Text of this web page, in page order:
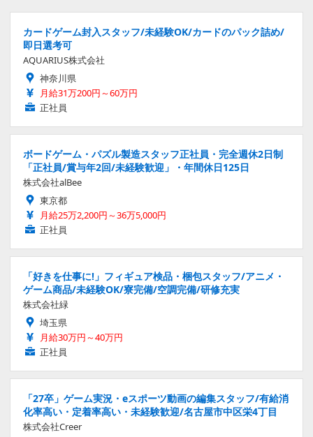
カードゲーム封入スタッフ/未経験OK/カードのパック詰め/
即日選考可
AQUARIUS株式会社
神奈川県
月給31万200円～60万円
正社員
ボードゲーム・パズル製造スタッフ正社員・完全週休2日制
「正社員/賞与年2回/未経験歓迎」・年間休日125日
株式会社alBee
東京都
月給25万2,200円～36万5,000円
正社員
「好きを仕事に!」フィギュア検品・梱包スタッフ/アニメ・
ゲーム商品/未経験OK/寮完備/空調完備/研修充実
株式会社緑
埼玉県
月給30万円～40万円
正社員
「27卒」ゲーム実況・eスポーツ動画の編集スタッフ/有給消
化率高い・定着率高い・未経験歓迎/名古屋市中区栄4丁目
株式会社Creer